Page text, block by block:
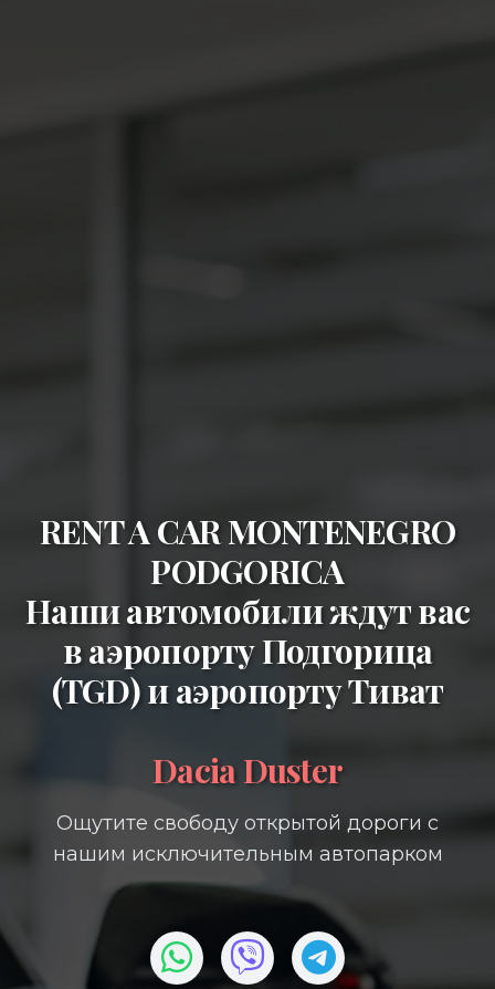
RENT A CAR MONTENEGRO
PODGORICA
Наши автомобили ждут вас
ваэропорту Подгорица
(TGD)иаэропорту Тиват
Dacia Duster
Ощутите свободу открытой дороги с
нашим исключительным автопарком